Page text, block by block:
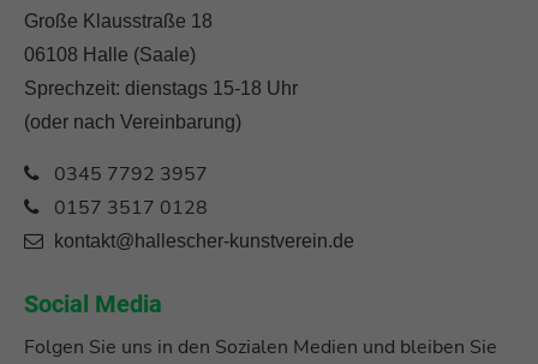
Große Klausstraße 18
06108 Halle (Saale)
Sprechzeit: dienstags 15-18 Uhr
(oder nach Vereinbarung)
0345 7792 3957
0157 3517 0128
kontakt@hallescher-kunstverein.de
Social Media
Folgen Sie uns in den Sozialen Medien und bleiben Sie